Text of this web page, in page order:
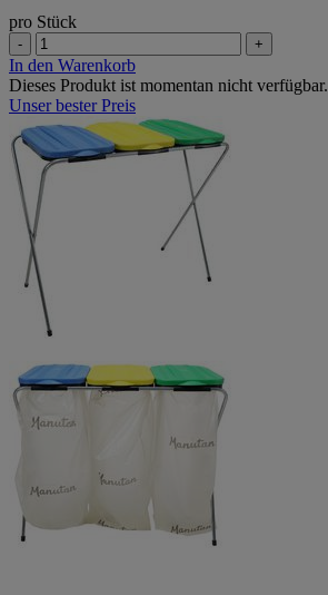
pro Stück
- +
In den Warenkorb
Dieses Produkt ist momentan nicht verfügbar.
Unser bester Preis